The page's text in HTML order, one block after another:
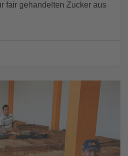
fair gehandelten Zucker aus